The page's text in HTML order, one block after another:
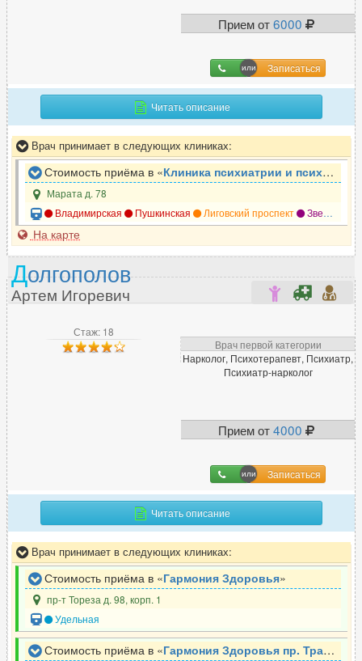
Кардиолог 252
13
Колопроктолог 90
Косметолог 540
Косметолог-дерматолог 190
Л
Лазерный хирург
Лимфолог
Логопед
ЛОР (отоларинголог)
80
151
Миколог 22
Н
Нарколог
Невролог
Нейропсихолог
Нейрофизиолог 6
Прием от6000
Записаться
Читать описание
Врач принимает в следующих клиниках:
Стоимость приёма в «Клиника психиатрии и психотерапии Доктор САН
Марата д. 78
Владимирская
Пушкинская Лиговский проспект Звенигородская
На карте
Стаж: 18
Врач первой категории
Нарколог, Психотерапевт, Психиатр,
Психиатр-нарколог
Прием от4000
Записаться
Долгополов
Артем Игоревич
Читать описание
Врач принимает в следующих клиниках:
Стоимость приёма в «Гармония Здоровья»
пр-т Тореза д. 98, корп. 1
Удельная
Стоимость приёма в «Гармония Здоровья пр. Трамвайный